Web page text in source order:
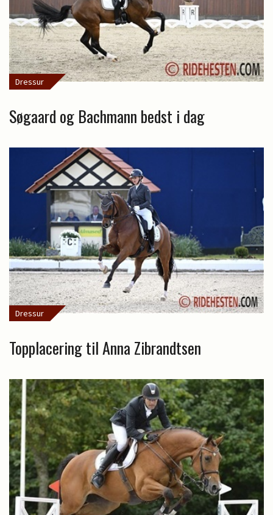
Dressur
Søgaard og Bachmann bedst i dag
Dressur
Topplacering til Anna Zibrandtsen